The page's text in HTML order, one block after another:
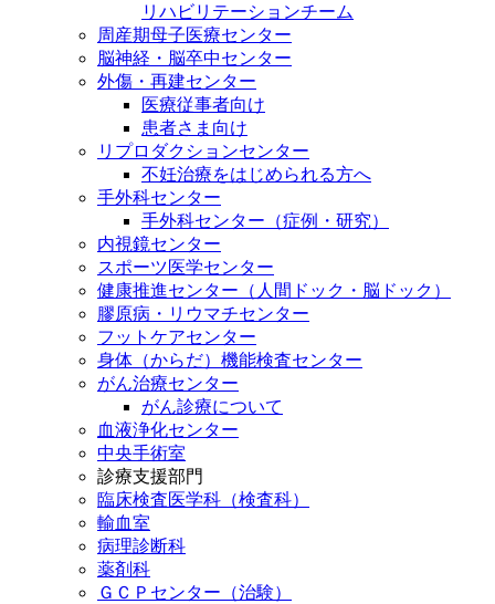
リハビリテーションチーム
周産期母子医療センター
脳神経・脳卒中センター
外傷・再建センター
医療従事者向け
患者さま向け
リプロダクションセンター
不妊治療をはじめられる方へ
手外科センター
手外科センター（症例・研究）
内視鏡センター
スポーツ医学センター
健康推進センター（人間ドック・脳ドック）
膠原病・リウマチセンター
フットケアセンター
身体（からだ）機能検査センター
がん治療センター
がん診療について
血液浄化センター
中央手術室
診療支援部門
臨床検査医学科（検査科）
輸血室
病理診断科
薬剤科
ＧＣＰセンター（治験）